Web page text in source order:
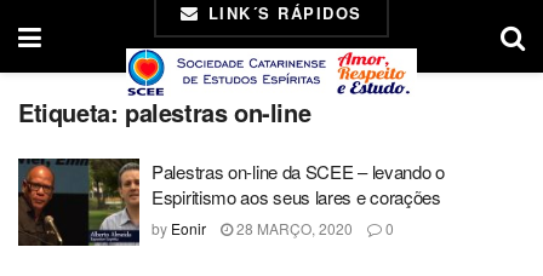
LINK´S RÁPIDOS
Etiqueta: palestras on-line
Palestras on-line da SCEE – levando o
Espiritismo aos seus lares e corações
by Eonir 28 MARÇO, 2020 0